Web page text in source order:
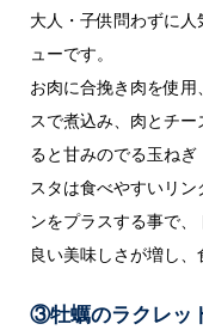
大人・子供問わずに
ューです。
お肉に合挽き肉を使
スで煮込み、肉とチ
ると甘みのでる玉ね
スタは食べやすいリ
ンをプラスする事で
良い美味しさが増し、
③牡蠣のラクレッ